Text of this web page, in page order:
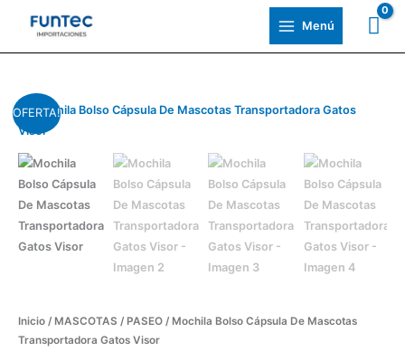
contenido
Menú
OFERTA!
Inicio / MASCOTAS / PASEO / Mochila Bolso Cápsula De Mascotas
Transportadora Gatos Visor
El
original
era:
$850,00.
El
actual
es:
$690,00.
Mochila
Bolso
Cápsula
De
Mascotas
Transportadora
Gatos
Visor